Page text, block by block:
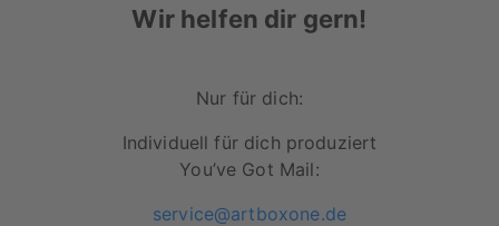
Wir helfen dir gern!
Nur für dich:
Individuell für dich produziert
You’ve Got Mail:
service@artboxone.de